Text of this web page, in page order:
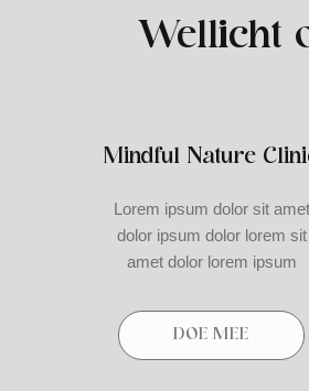
Wellicht
Mindful Nature
Lorem ipsum dolor sit amet
dolor ipsum dolor lorem sit
amet dolor lorem ipsum
DOE MEE